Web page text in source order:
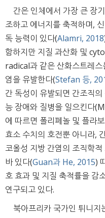
간은 인체에서 가장 큰 장
조하고 에너지를 축적하며,
독 능력이 있다(Alamri, 2018
함하지만 지질 과산화 및
radical과 같은 산화스트레
염을 유발한다(Stefan 등,
간 독성이 유발되면 간조직
능 장애와 질병을 일으킨다
에 따르면 폴리페놀 및 플라
효소 수치의 호전뿐 아니라,
코올성 지방 간염의 조직학
바 있다(Guan과 He, 2015)
호 효과 및 지질 축적률을 감
연구되고 있다.
북아프리카 국가인 튀니